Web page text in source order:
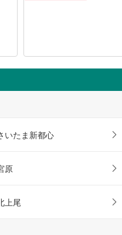
いたま新都心
原
上尾